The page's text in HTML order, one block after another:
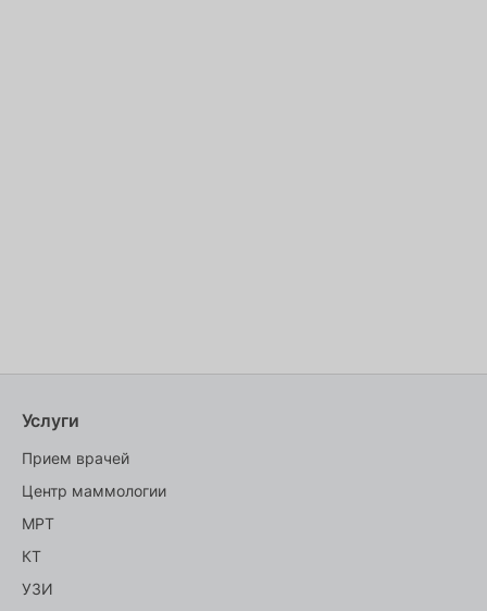
Услуги
Прием врачей
Центр маммологии
МРТ
КТ
УЗИ